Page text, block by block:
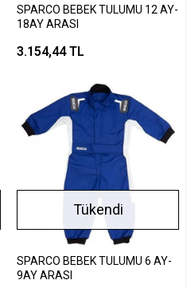
SPARCO BEBEK TULUMU 12 AY-
18AY ARASI
3.154,44 TL
Tükendi
SPARCO BEBEK TULUMU 6 AY-
9AY ARASI